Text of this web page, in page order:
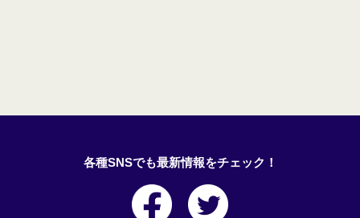
各種SNSでも最新情報をチェック！